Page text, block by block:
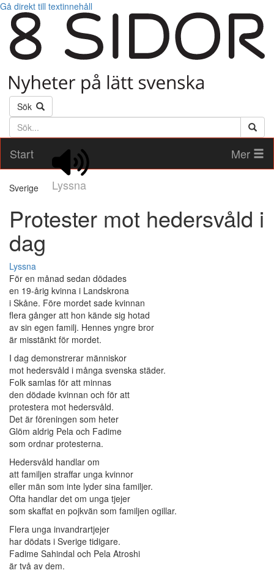
Gå direkt till textinnehåll
Sök
Söktext
Start
Lyssna
Mer
Sverige
Protester mot hedersvåld i
dag
Lyssna
För en månad sedan dödades
en 19-årig kvinna i Landskrona
i Skåne. Före mordet sade kvinnan
flera gånger att hon kände sig hotad
av sin egen familj. Hennes yngre bror
är misstänkt för mordet.
I dag demonstrerar människor
mot hedersvåld i många svenska städer.
Folk samlas för att minnas
den dödade kvinnan och för att
protestera mot hedersvåld.
Det är föreningen som heter
Glöm aldrig Pela och Fadime
som ordnar protesterna.
Hedersvåld handlar om
att familjen straffar unga kvinnor
eller män som inte lyder sina familjer.
Ofta handlar det om unga tjejer
som skaffat en pojkvän som familjen ogillar.
Flera unga invandrartjejer
har dödats i Sverige tidigare.
Fadime Sahindal och Pela Atroshi
är två av dem.